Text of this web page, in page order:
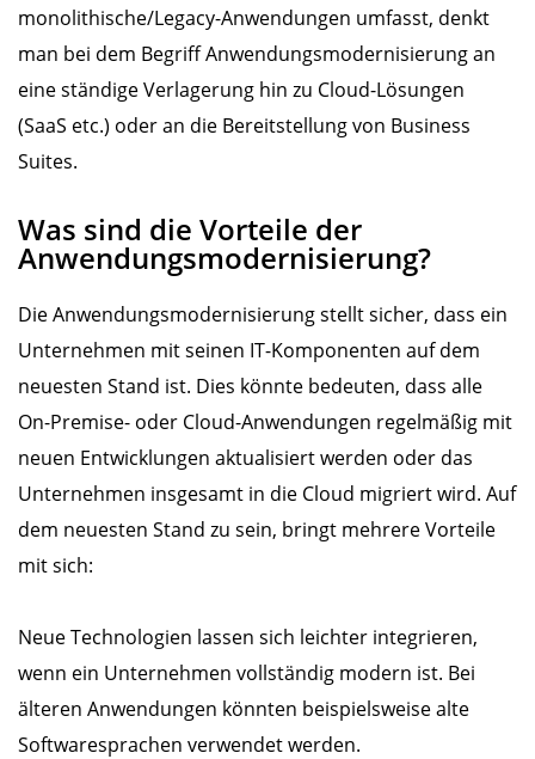
monolithische/Legacy-Anwendungen umfasst, denkt
man bei dem Begriff Anwendungsmodernisierung an
eine ständige Verlagerung hin zu Cloud-Lösungen
(SaaS etc.) oder an die Bereitstellung von Business
Suites.
Was sind die Vorteile der
Anwendungsmodernisierung?
Die Anwendungsmodernisierung stellt sicher, dass ein
Unternehmen mit seinen IT-Komponenten auf dem
neuesten Stand ist. Dies könnte bedeuten, dass alle
On-Premise- oder Cloud-Anwendungen regelmäßig mit
neuen Entwicklungen aktualisiert werden oder das
Unternehmen insgesamt in die Cloud migriert wird. Auf
dem neuesten Stand zu sein, bringt mehrere Vorteile
mit sich:
Neue Technologien lassen sich leichter integrieren,
wenn ein Unternehmen vollständig modern ist. Bei
älteren Anwendungen könnten beispielsweise alte
Softwaresprachen verwendet werden.